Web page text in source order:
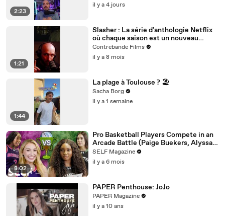
2:23
il y a 4 jours
1:21
Slasher : La série d'anthologie Netflix
où chaque saison est un nouveau
massacre intelligent et jouissif
Contrebande Films
il y a 8 mois
1:44
La plage à Toulouse ? 🏖️
Sacha Borg
il y a 1 semaine
8:02
Pro Basketball Players Compete in an
Arcade Battle (Paige Buekers, Alyssa
Thomas & More)
SELF Magazine
il y a 6 mois
PAPER Penthouse: JoJo
PAPER Magazine
il y a 10 ans